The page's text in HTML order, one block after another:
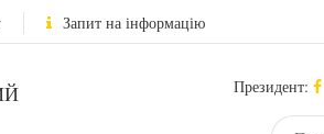
Запит на інформацію
Президент: